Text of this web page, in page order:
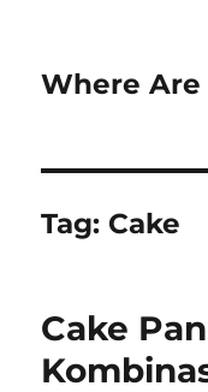
Where Are
Tag: Cake
Cake